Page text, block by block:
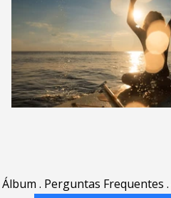
Álbum . Perguntas Frequentes .